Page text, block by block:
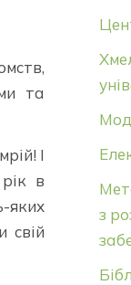
та
І
в
яких
свій
з